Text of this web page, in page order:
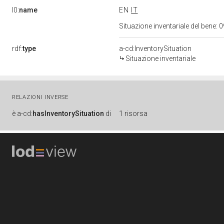
l0:name EN
IT
Situazione inventariale del bene:
rdf:type
a-cd:InventorySituation
Situazione inventariale
RELAZIONI INVERSE
è a-cd:hasInventorySituation di 1 risorsa